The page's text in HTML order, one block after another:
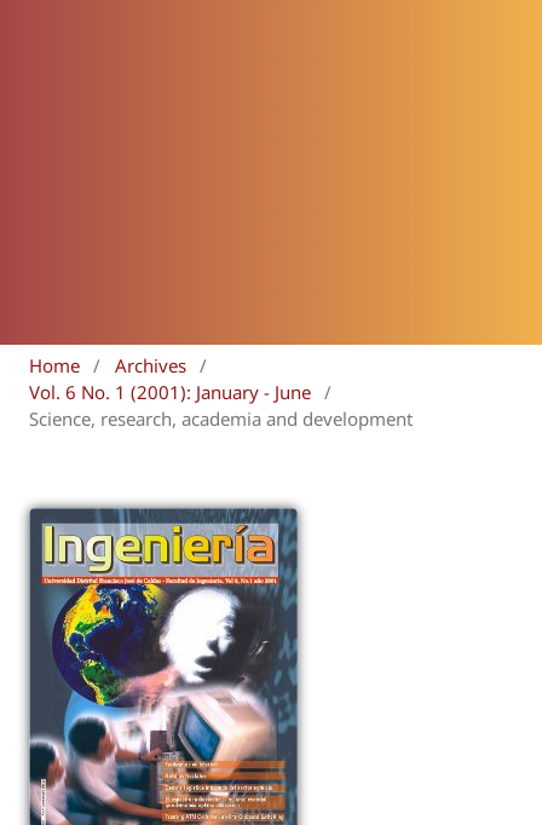
Home / Archives /
Vol. 6 No. 1 (2001): January - June /
Science, research, academia and development